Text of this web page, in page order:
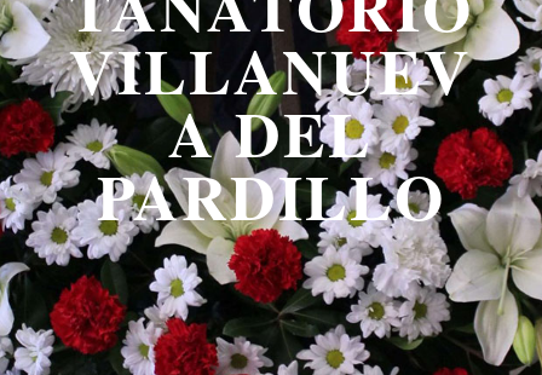
VILLANUEV
A DEL
PARDILLO